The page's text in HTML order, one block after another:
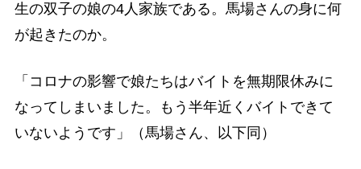
生の双子の娘の4人家族である。馬場さんの身に何
が起きたのか。
「コロナの影響で娘たちはバイトを無期限休みに
なってしまいました。もう半年近くバイトできて
いないようです」（馬場さん、以下同）